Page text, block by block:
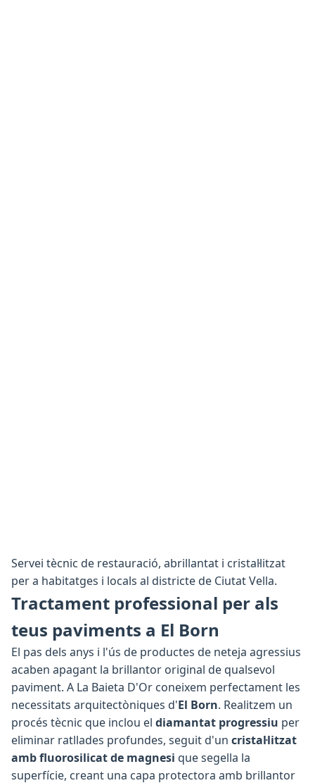
Servei tècnic de restauració, abrillantat i cristal·litzat
per a habitatges i locals al districte de Ciutat Vella.
Tractament professional per als
teus paviments a El Born
El pas dels anys i l'ús de productes de neteja agressius
acaben apagant la brillantor original de qualsevol
paviment. A La Baieta D'Or coneixem perfectament les
necessitats arquitectòniques d'El Born. Realitzem un
procés tècnic que inclou el diamantat progressiu per
eliminar ratllades profundes, seguit d'un cristal·litzat
amb fluorosilicat de magnesi que segella la
superfície, creant una capa protectora amb brillantor